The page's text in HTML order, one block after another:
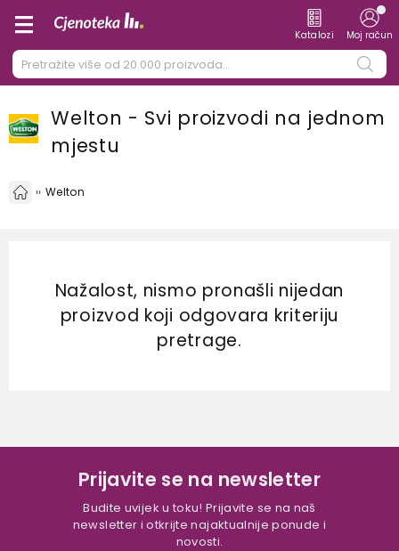
Katalozi Moj račun
Welton - Svi proizvodi na jednom
mjestu
Welton
Nažalost, nismo pronašli nijedan
proizvod koji odgovara kriteriju
pretrage.
Prijavite se na newsletter
Budite uvijek u toku! Prijavite se na naš
newsletter i otkrijte najaktualnije ponude i
novosti.